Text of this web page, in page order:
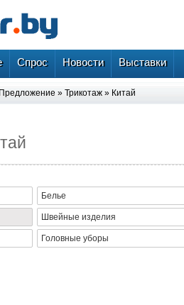
Спрос Новости Выставки
Предложение » Трикотаж » Китай
Белье
Швейные изделия
Головные уборы